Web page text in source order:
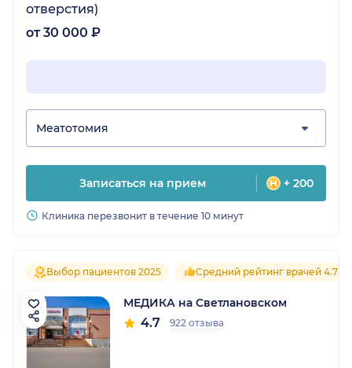
отверстия)
от 30 000 ₽
Меатотомия
Записаться на прием + 200
Клиника перезвонит в течение 10 минут
Выбор пациентов 2025 Средний рейтинг врачей 4.7
МЕДИКА на Светлановском
4.7 922 отзыва